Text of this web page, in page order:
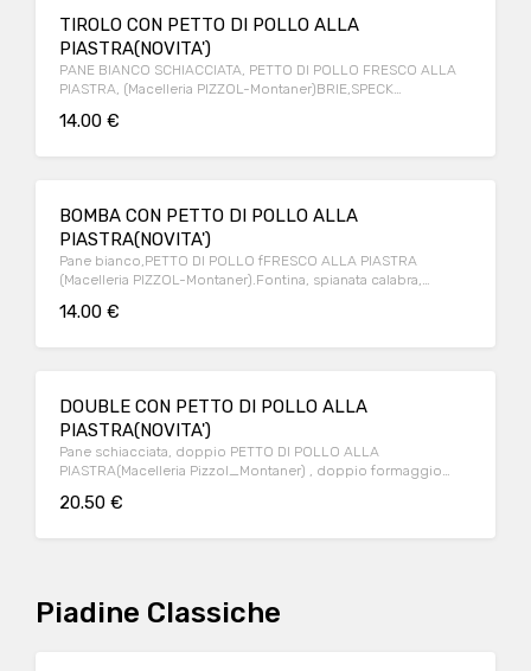
TIROLO CON PETTO DI POLLO ALLA
PIASTRA(NOVITA')
PANE BIANCO SCHIACCIATA, PETTO DI POLLO FRESCO ALLA
PIASTRA, (Macelleria PIZZOL-Montaner)BRIE,SPECK
14.00 €
BOMBA CON PETTO DI POLLO ALLA
PIASTRA(NOVITA')
Pane bianco,PETTO DI POLLO fFRESCO ALLA PIASTRA
(Macelleria PIZZOL-Montaner).Fontina, spianata calabra,
14.00 €
DOUBLE CON PETTO DI POLLO ALLA
PIASTRA(NOVITA')
Pane schiacciata, doppio PETTO DI POLLO ALLA
PIASTRA(Macelleria Pizzol_Montaner) , doppio formaggio
20.50 €
Piadine Classiche